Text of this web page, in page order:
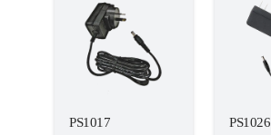
PS1017 PS1026